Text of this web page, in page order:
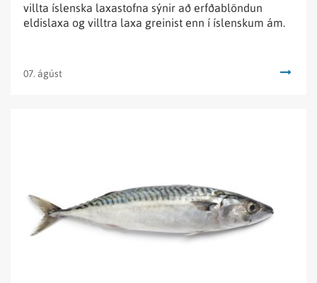
07. ágúst
villta íslenska laxastofna sýnir að erfðablöndun
eldislaxa og villtra laxa greinist enn í íslenskum ám.
þéttleiki
makríls